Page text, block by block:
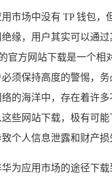
市场中没有 TP 钱包，
缘，用户其实可以通过
官方网站下载是一个相
须保持高度的警惕，
的海洋中，存在着许多
些网站下载，极有可
个人信息泄露和财产损
为应用市场的途径下载